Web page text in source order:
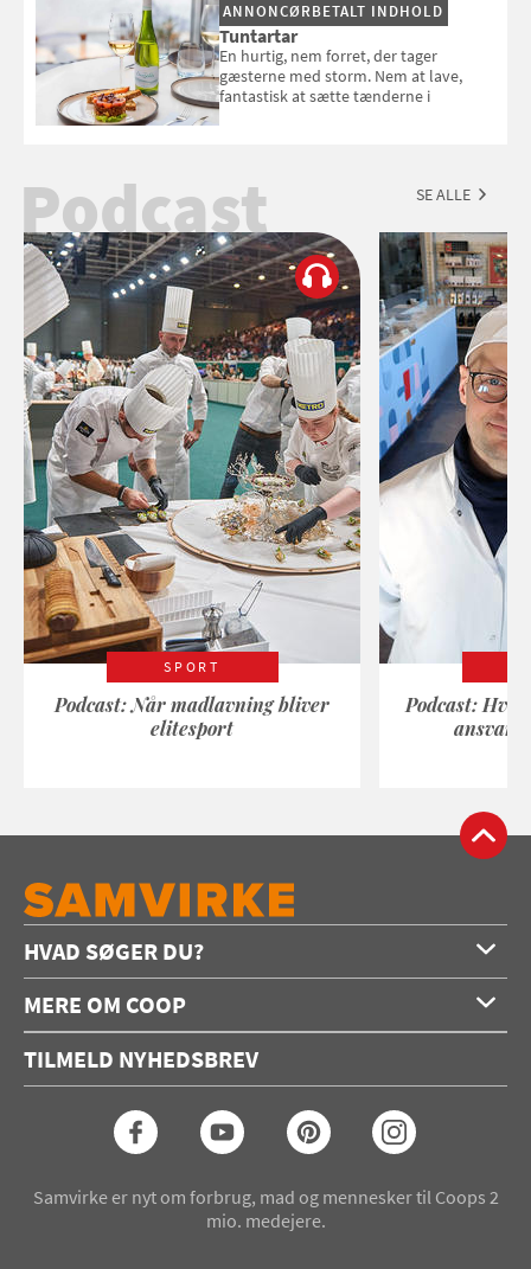
ANNONCØRBETALT INDHOLD
Tuntartar
En hurtig, nem forret, der tager
gæsterne med storm. Nem at lave,
fantastisk at sætte tænderne i
Podcast SE ALLE
SPORT
Podcast: Når madlavning bliver
elitesport
Podcast:
HVAD SØGER DU?
Opskrifter
Konkurrencer
Seneste Samvirke-magasin
MERE OM COOP
Annoncering
Coop medlem
TILMELD NYHEDSBREV
Samvirke er nyt om forbrug, mad og mennesker til Coops 2
mio. medejere.